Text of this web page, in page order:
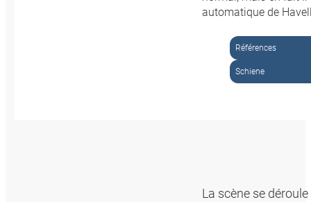
automatique de
Références
Schiene
La scène se